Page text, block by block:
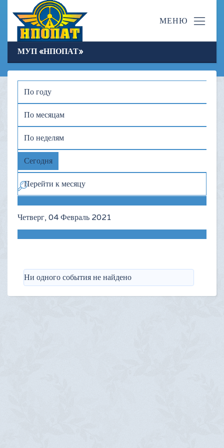
МУП «НПОПАТ»
По году
По месяцам
По неделям
Сегодня
Перейти к месяцу
Четверг, 04 Февраль 2021
Ни одного события не найдено